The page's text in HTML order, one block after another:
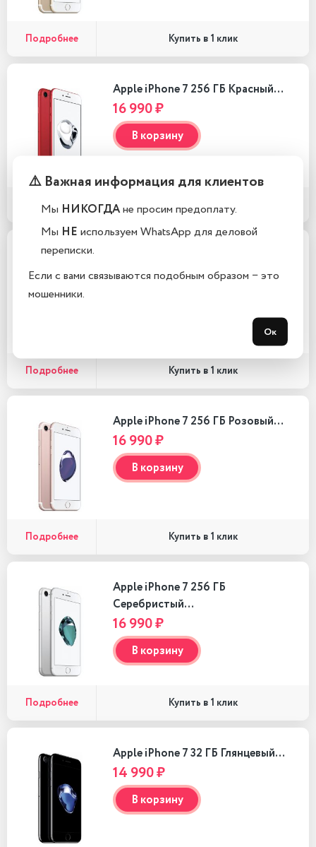
Подробнее Купить в 1 клик
Apple iPhone 7 256 ГБ Красный…
16 990 ₽
В корзину
Подробнее Купить в 1 клик
16 990 ₽
Подробнее Купить в 1 клик
Apple iPhone 7 256 ГБ Розовый…
16 990 ₽
В корзину
Подробнее Купить в 1 клик
Apple iPhone 7 256 ГБ
Серебристый…
16 990 ₽
В корзину
Подробнее Купить в 1 клик
Apple iPhone 7 32 ГБ Глянцевый…
14 990 ₽
В корзину
⚠️ Важная информация для клиентов
Мы НИКОГДАне просим предоплату.
Мы НЕ используем WhatsApp для деловой
переписки.
Если с вами связываются подобным образом − это
мошенники.
Ок